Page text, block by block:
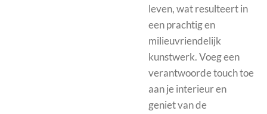
leven, wat resulteert in
een prachtig en
milieuvriendelijk
kunstwerk. Voeg een
verantwoorde touch toe
aan je interieur en
geniet van de